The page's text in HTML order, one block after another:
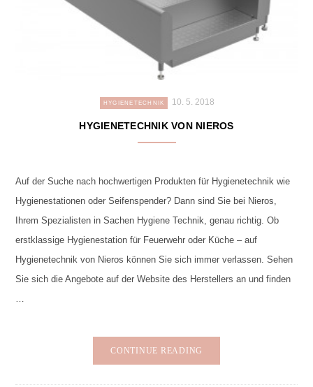
HYGIENETECHNIK 10. 5. 2018
HYGIENETECHNIK VON NIEROS
Auf der Suche nach hochwertigen Produkten für Hygienetechnik wie
Hygienestationen oder Seifenspender? Dann sind Sie bei Nieros,
Ihrem Spezialisten in Sachen Hygiene Technik, genau richtig. Ob
erstklassige Hygienestation für Feuerwehr oder Küche – auf
Hygienetechnik von Nieros können Sie sich immer verlassen. Sehen
Sie sich die Angebote auf der Website des Herstellers an und finden
CONTINUE READING